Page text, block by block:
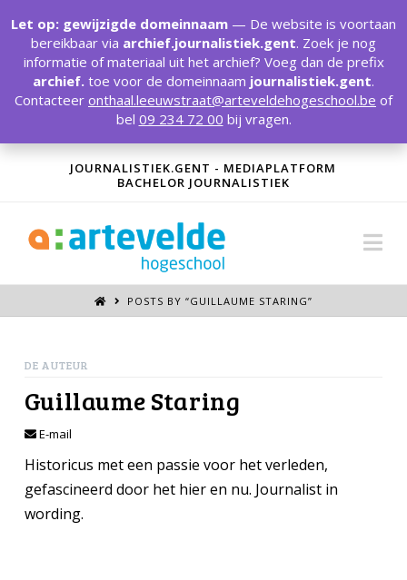
JOURNALISTIEK.GENT - MEDIAPLATFORM
BACHELOR JOURNALISTIEK
POSTS BY “GUILLAUME STARING”
DE AUTEUR
Guillaume Staring
E-mail
Historicus met een passie voor het verleden,
gefascineerd door het hier en nu. Journalist in
wording.
Let op: gewijzigde domeinnaam — De website is voortaan
bereikbaar via archief.journalistiek.gent. Zoek je nog
informatie of materiaal uit het archief? Voeg dan de prefix
archief. toe voor de domeinnaam journalistiek.gent.
Contacteer onthaal.leeuwstraat@arteveldehogeschool.be of
bel 09 234 72 00 bij vragen.